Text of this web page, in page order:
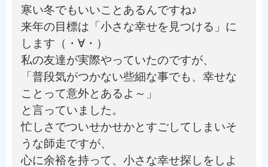
寒い冬でもいいことあるんですね♪
来年の目標は「小さな幸せを見つける」に
します（・∀・）
私の友達が実際やっていたのですが、
「普段気がつかない些細な事でも、幸せな
ことって意外とあるよ～」
と言っていました。
忙しさでついせかせかとすごしてしまいそ
うな師走ですが、
心に余裕を持って、小さな幸せ探しをしよ